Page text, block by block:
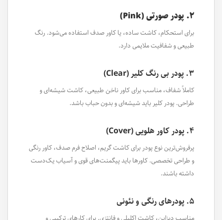
۲. پودر صورتی (Pink)
برای استحکام، کاشت ساده، یا کاور صدف استفاده می‌شود. رنگ
طبیعی و شفافیت ملایمی دارد.
۳. پودر بی رنگ کلیر (Clear)
کاملاً شفاف، مناسب برای کاور ناخن طبیعی، کاشت شیشه‌ای و
طراحی. پودر کلیر باید شیشه‌ای و بدون حباب باشد.
۴. پودر کاور هلویی (Cover)
پرفروش‌ترین نوع پودر برای کاشت گریم، اصلاح فرم صدف، کاور رنگی
و طراحی تخصصی. کاورها باید پیگمنت‌های قوی و آسیاب یک‌دست
داشته باشند.
۵. پودرهای رنگی و نئونی